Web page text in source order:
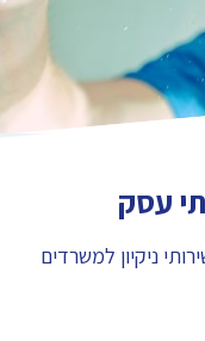
עסק
ניקיון למשרדים